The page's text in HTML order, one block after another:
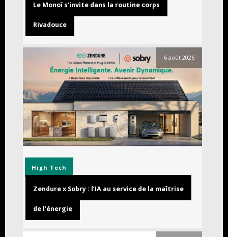
Le Monoï s’invite dans la routine corps
Rivadouce
6 août 2026
High Tech
Zendure x Sobry : l’IA au service de la maîtrise
de l’énergie